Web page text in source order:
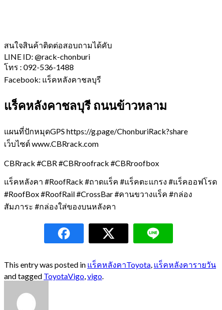
สนใจสินค้าติดต่อสอบถามได้คับ
LINE ID: @rack-chonburi
โทร : 092-536-1488
Facebook: แร็คหลังคาชลบุรี
แร็คหลังคาชลบุรี ถนนข้าวหลาม
แผนที่ปักหมุดGPS https://g.page/ChonburiRack?share
เว็บไซต์ www.CBRrack.com
CBRrack #CBR #CBRroofrack #CBRroofbox
แร็คหลังคา #RoofRack #ถาดแร็ค #แร็คตะแกรง #แร็คออฟโรด
#RoofBox #RoofRail #CrossBar #คานขวางแร็ค #กล่อง
สัมภาระ #กล่องใส่ของบนหลังคา
This entry was posted in แร็คหลังคาToyota แร็คหลังคารายวัน
and tagged ToyotaVigo vigo